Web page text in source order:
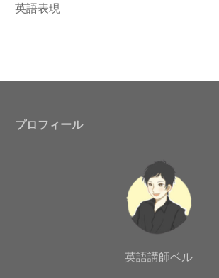
英語表現
プロフィール
英語講師ベル